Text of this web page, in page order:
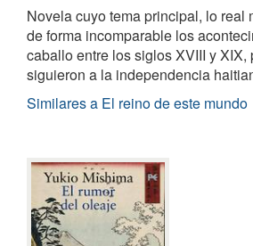
Novela cuyo tema principal, lo real
de forma incomparable los
caballo entre los siglos XVIII y XIX,
siguieron a la independencia
Similares a El reino de este mundo